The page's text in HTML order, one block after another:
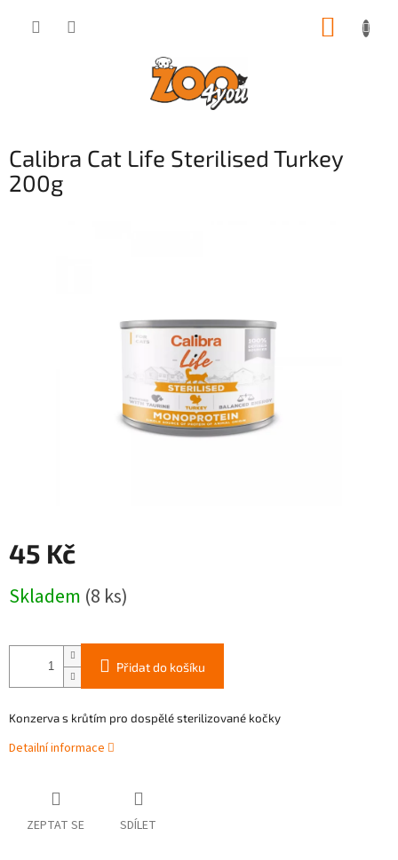
Calibra Cat Life Sterilised Turkey
200g
45 Kč
cena:
Skladem (8 ks)
Přidat do košíku
Konzerva s krůtím pro dospělé sterilizované kočky
Detailní informace
ZEPTAT SE SDÍLET